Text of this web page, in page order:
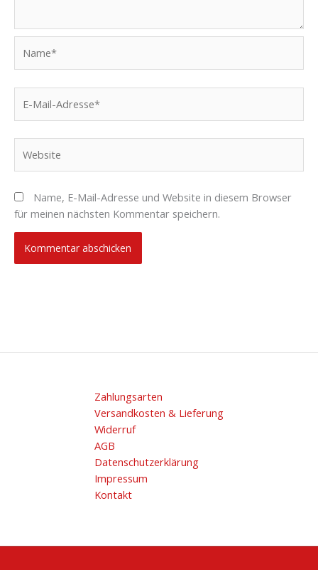
Mail-
Name, E-Mail-Adresse und Website in diesem Browser
für meinen nächsten Kommentar speichern.
Zahlungsarten
Versandkosten & Lieferung
Widerruf
AGB
Datenschutzerklärung
Impressum
Kontakt